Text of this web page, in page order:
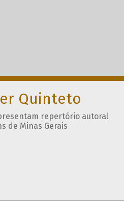
Quinteto
repertório autoral
de Minas Gerais